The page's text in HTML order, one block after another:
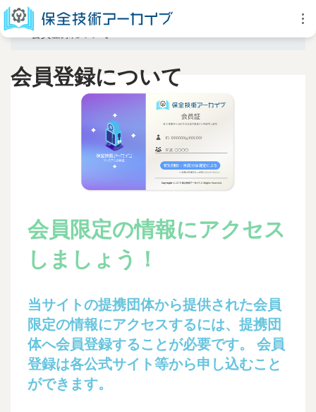
会員登録について
会員登録について
会員限定の情報にアクセス
しましょう！
当サイトの提携団体から提供された会員
限定の情報にアクセスするには、提携団
体へ会員登録することが必要です。 会員
登録は各公式サイト等から申し込むこと
ができます。